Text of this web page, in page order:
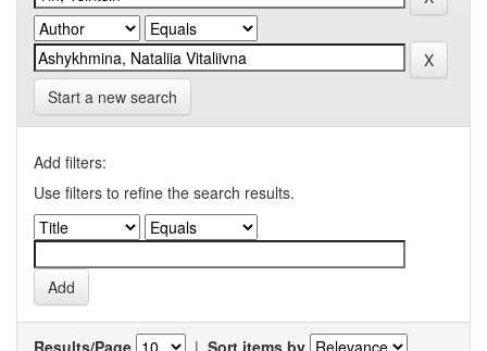
Start a new search
Add filters:
Use filters to refine the search results.
Results/Page | Sort items by